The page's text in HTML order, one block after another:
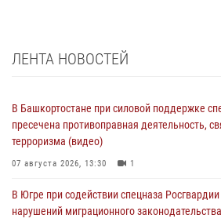
ЛЕНТА НОВОСТЕЙ
В Башкортостане при силовой поддержке
пресечена противоправная деятельность,
терроризма (видео)
07 августа 2026, 13:30 1
В Югре при содействии спецназа
нарушений миграционного законодательства